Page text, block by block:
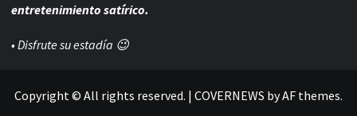
entretenimiento satírico.
• Disfrute su estadía 😉
Copyright © All rights reserved. | COVERNEWS by AF themes.